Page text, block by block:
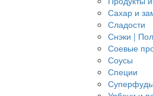
Сахар и
Сладости
Снэки |
Соевые
Соусы
Специи
Суперфуды